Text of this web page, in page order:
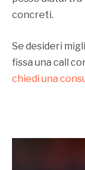
concreti.
Se desideri
fissa una call
chiedi una